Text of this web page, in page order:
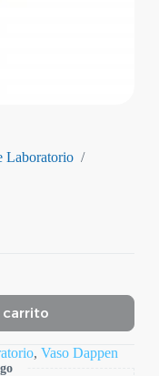
Laboratorio /
carrito
, Vaso Dappen